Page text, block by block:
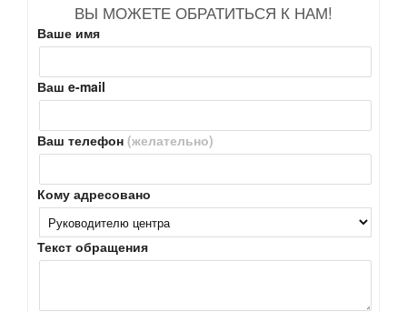
ВЫ МОЖЕТЕ ОБРАТИТЬСЯ К НАМ!
Ваше имя
Ваш e-mail
Ваш телефон (желательно)
Кому адресовано
Текст обращения